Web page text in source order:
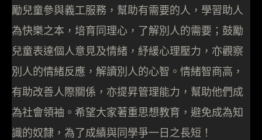
勵兒童參與義工服務，幫助有需要的人，學習助人
為快樂之本，培育同理心，了解別人的需要；鼓勵
兒童表達個人意見及情緒，紓緩心理壓力，亦觀察
別人的情緒反應，解讀別人的心智。情緒智商高，
有助改善人際關係，亦提昇管理能力，幫助他們成
為社會領袖。希望大家著重思想教育，避免成為知
識的奴隸，為了成績與同學爭一日之長短！